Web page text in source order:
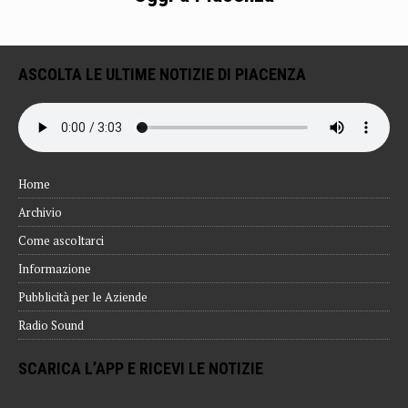
ASCOLTA LE ULTIME NOTIZIE DI PIACENZA
Home
Archivio
Come ascoltarci
Informazione
Pubblicità per le Aziende
Radio Sound
SCARICA L’APP E RICEVI LE NOTIZIE